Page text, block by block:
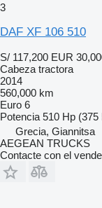
3
DAF XF 106 510
S/ 117,200 EUR
Cabeza tractora
2014
560,000 km
Euro 6
Potencia 510 Hp (375
Grecia, Giannitsa
AEGEAN TRUCKS
Contacte con el